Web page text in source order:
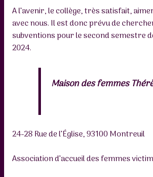
A l’avenir, le collège, très satisfait,
avec nous. Il est donc prévu de
subventions pour le second semestre
2024.
Maison des femmes
24-28 Rue de l’Église, 93100 Montreuil
Association d’accueil des femmes